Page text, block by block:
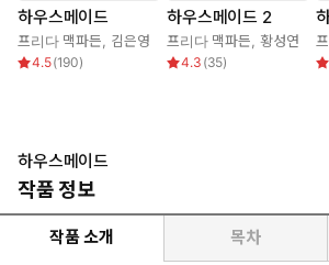
하우스메이드
프리다 맥파든 김은영
4.5(190)
하우스메이드 2
프리다 맥파든 황성연
4.3 (35)
하우스메이드
작품 정보
작품 소개 목차